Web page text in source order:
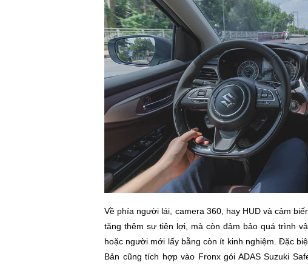
Về phía người lái, camera 360, hay HUD và cảm
tăng thêm sự tiện lợi, mà còn đảm bảo quá trình
hoặc người mới lấy bằng còn ít kinh nghiệm. Đặc
Bản cũng tích hợp vào Fronx gói ADAS Suzuki